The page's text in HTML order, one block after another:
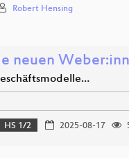
Robert Hensing
neuen
HS 1/2 2025-08-17